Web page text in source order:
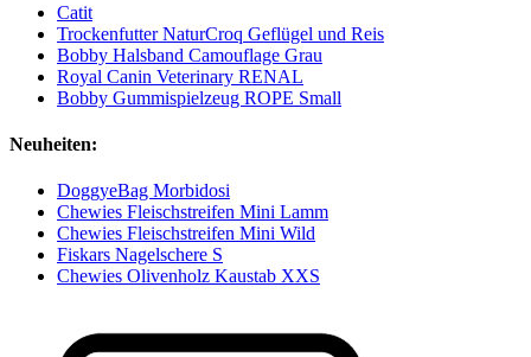
Catit
Trockenfutter NaturCroq Geflügel und Reis
Bobby Halsband Camouflage Grau
Royal Canin Veterinary RENAL
Bobby Gummispielzeug ROPE Small
Neuheiten:
DoggyeBag Morbidosi
Chewies Fleischstreifen Mini Lamm
Chewies Fleischstreifen Mini Wild
Fiskars Nagelschere S
Chewies Olivenholz Kaustab XXS